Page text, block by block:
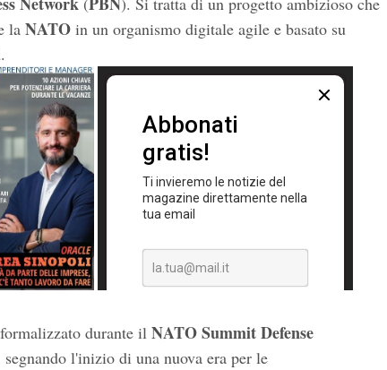
la NATO in un organismo digitale agile e basato su
.
durante il NATO Summit Defense
segnando l'inizio di una nuova era per le